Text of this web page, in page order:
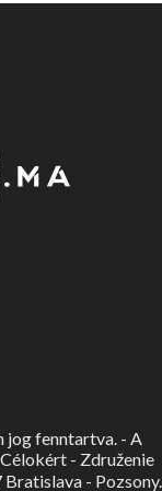
jog fenntartva. - A
- Združenie
- Pozsony.